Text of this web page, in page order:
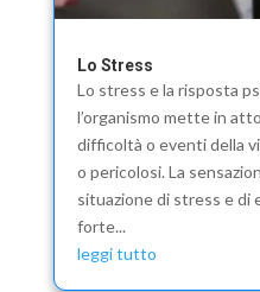
Lo Stress
Lo stress e la risposta
l’organismo mette in
difficoltà o eventi della
o pericolosi. La
situazione di stress e di
forte...
leggi tutto